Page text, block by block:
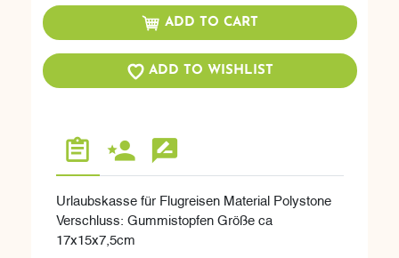
ADD TO CART
ADD TO WISHLIST
Urlaubskasse für Flugreisen Material Polystone
Verschluss: Gummistopfen Größe ca
17x15x7,5cm